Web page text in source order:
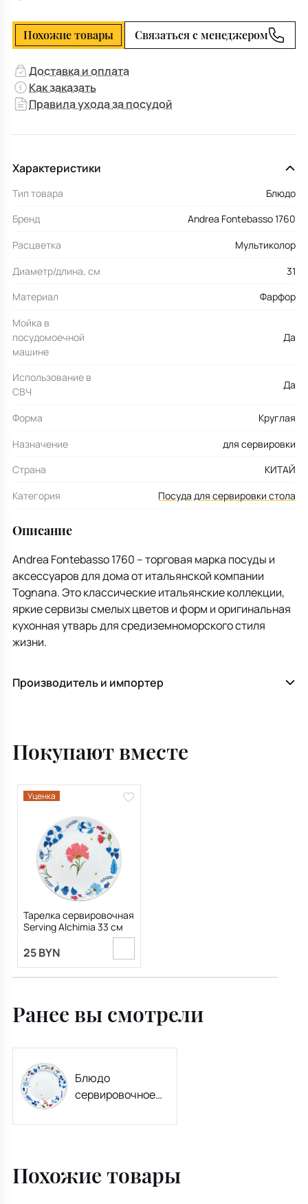
Похожие товары Связаться с менеджером
Доставка и оплата
Как заказать
Правила ухода за посудой
Характеристики
Тип товара
Блюдо
Бренд
Andrea Fontebasso 1760
Расцветка
Мультиколор
Диаметр/длина, см
31
Материал
Фарфор
Мойка в
посудомоечной
машине
Да
Использование в
СВЧ
Да
Форма
Круглая
Назначение
для сервировки
Страна
КИТАЙ
Категория
Посуда для сервировки стола
Описание
Andrea Fontebasso 1760 – торговая марка посуды и
аксессуаров для дома от итальянской компании
Tognana. Это классические итальянские коллекции,
яркие сервизы смелых цветов и форм и оригинальная
кухонная утварь для средиземноморского стиля
жизни.
Производитель и импортер
Покупают вместе
Уценка
Тарелка сервировочная
Serving Alchimia 33 см
25 BYN
Ранее вы смотрели
Блюдо
сервировочное
см
Похожие товары